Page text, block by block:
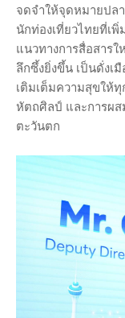
จดจำให้จุดหมายปล
นักท่องเที่ยวไทยที่เพิ่
แนวทางการสื่อสาร
ลึกซึ้งยิ่งขึ้น เป็นดั่งเ
เติมเต็มความสุขให้
หัตถศิลป์ และการผ
ตะวันตก